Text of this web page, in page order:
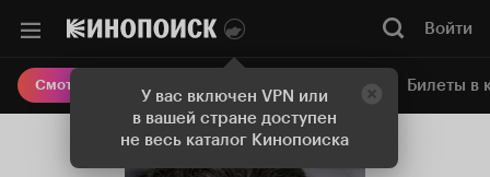
У вас включен VPN или
в вашей стране доступен
не весь каталог Кинопоиска
Войти
Смотреть кино Онлайн-кинотеатр Билеты в